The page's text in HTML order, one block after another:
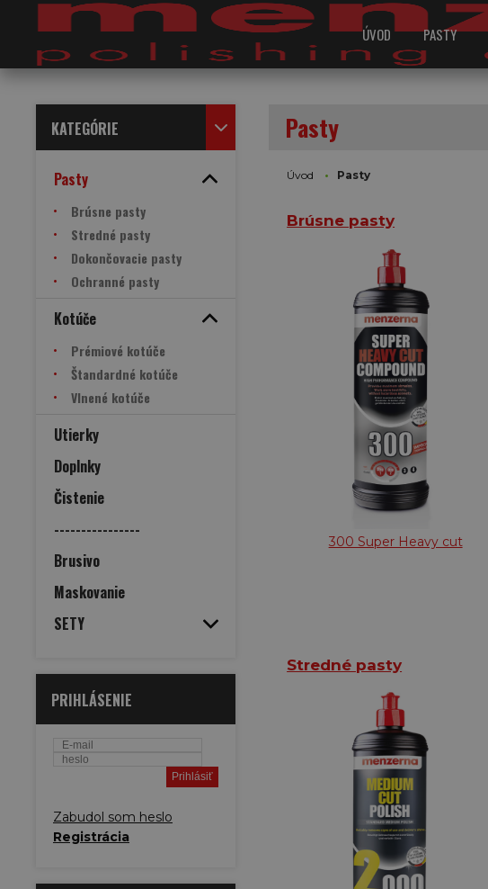
ÚVOD PASTY
KATEGÓRIE
Pasty
Brúsne pasty
Stredné pasty
Dokončovacie pasty
Ochranné pasty
Kotúče
Prémiové kotúče
Štandardné kotúče
Vlnené kotúče
Utierky
Doplnky
Čistenie
----------------
Brusivo
Maskovanie
SETY
PRIHLÁSENIE
Zabudol som heslo
Registrácia
Pasty
Úvod Pasty
Brúsne pasty
300 Super Heavy cut
Stredné pasty